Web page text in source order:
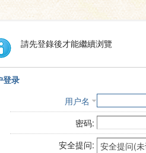
請先登錄後才能繼續浏覽
登录
用户名
密码:
安全提问: